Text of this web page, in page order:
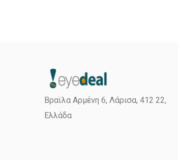
Βραϊλα Αρμένη 6, Λάρισα, 412 22,
Ελλάδα